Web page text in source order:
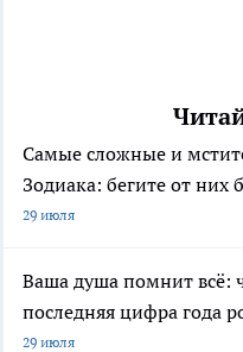
Самые сложные и
Зодиака: бегите от них
29 июля
Ваша душа помнит всё:
последняя цифра года
29 июля